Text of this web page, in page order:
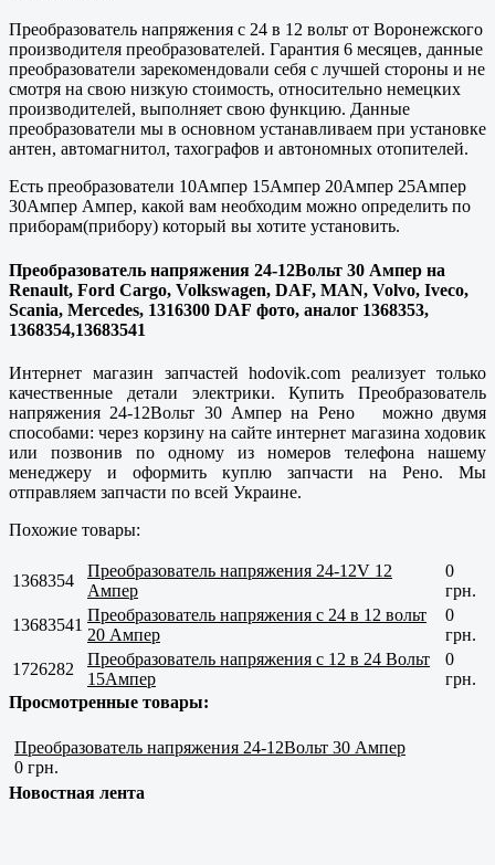
Преобразователь напряжения с 24 в 12 вольт от Воронежского
производителя преобразователей. Гарантия 6 месяцев, данные
преобразователи зарекомендовали себя с лучшей стороны и не
смотря на свою низкую стоимость, относительно немецких
производителей, выполняет свою функцию. Данные
преобразователи мы в основном устанавливаем при установке
антен, автомагнитол, тахографов и автономных отопителей.
Есть преобразователи 10Ампер 15Ампер 20Ампер 25Ампер
30Ампер Ампер, какой вам необходим можно определить по
приборам(прибору) который вы хотите установить.
Преобразователь напряжения 24-12Вольт 30 Ампер на
Renault, Ford Cargo, Volkswagen, DAF, MAN, Volvo, Iveco,
Scania, Mercedes, 1316300 DAF фото, аналог 1368353,
1368354,13683541
Интернет магазин запчастей hodovik.com реализует только
качественные детали электрики. Купить Преобразователь
напряжения 24-12Вольт 30 Ампер на Рено можно двумя
способами: через корзину на сайте интернет магазина ходовик
или позвонив по одному из номеров телефона нашему
менеджеру и оформить куплю запчасти на Рено. Мы
отправляем запчасти по всей Украине.
Похожие товары:
1368354
Преобразователь напряжения 24-12V 12
Ампер
0
грн.
13683541
Преобразователь напряжения с 24 в 12 вольт
20 Ампер
0
грн.
1726282
Преобразователь напряжения с 12 в 24 Вольт
15Ампер
0
грн.
Просмотренные товары:
Преобразователь напряжения 24-12Вольт 30 Ампер
0 грн.
Новостная лента